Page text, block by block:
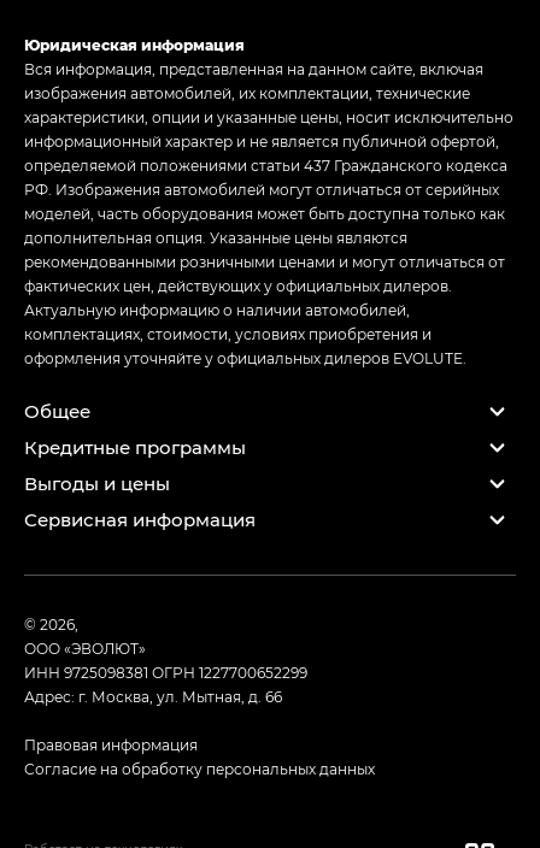
Юридическая информация
Вся информация, представленная на данном сайте, включая
изображения автомобилей, их комплектации, технические
характеристики, опции и указанные цены, носит исключительно
информационный характер и не является публичной офертой,
определяемой положениями статьи 437 Гражданского кодекса
РФ. Изображения автомобилей могут отличаться от серийных
моделей, часть оборудования может быть доступна только как
дополнительная опция. Указанные цены являются
рекомендованными розничными ценами и могут отличаться от
фактических цен, действующих у официальных дилеров.
Актуальную информацию о наличии автомобилей,
комплектациях, стоимости, условиях приобретения и
оформления уточняйте у официальных дилеров EVOLUTE.
Общее
Кредитные программы
Выгоды и цены
Сервисная информация
© 2026,
ООО «ЭВОЛЮТ»
ИНН 9725098381 ОГРН 1227700652299
Адрес: г. Москва, ул. Мытная, д. 66
Правовая информация
Согласие на обработку персональных данных